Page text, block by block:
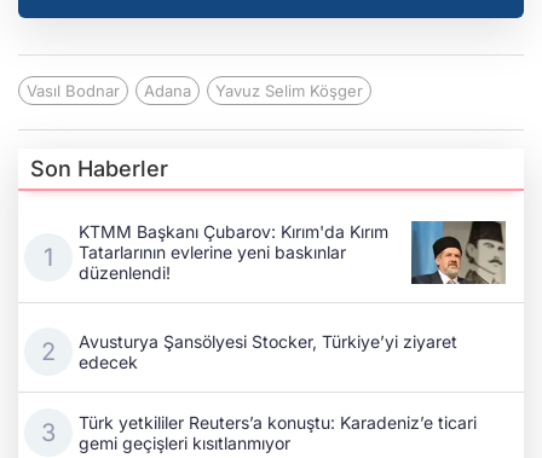
Vasıl Bodnar Adana Yavuz Selim Köşger
Son Haberler
KTMM Başkanı Çubarov: Kırım'da Kırım
Tatarlarının evlerine yeni baskınlar
düzenlendi!
Avusturya Şansölyesi Stocker, Türkiye’yi ziyaret
edecek
Türk yetkililer Reuters’a konuştu: Karadeniz’e ticari
gemi geçişleri kısıtlanmıyor